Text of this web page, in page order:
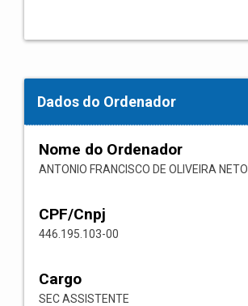
Dados do Ordenador
Nome do Ordenador
ANTONIO FRANCISCO DE OLIVEIRA NETO
CPF/Cnpj
446.195.103-00
Cargo
SEC ASSISTENTE